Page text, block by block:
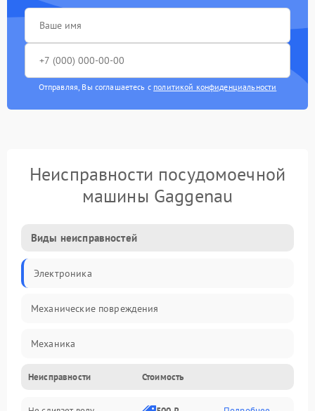
Отправляя, Вы соглашаетесь с политикой конфиденциальности
Неисправности посудомоечной
машины Gaggenau
Виды неисправностей
Электроника
Механические повреждения
Механика
Управление
Неисправности Стоимость